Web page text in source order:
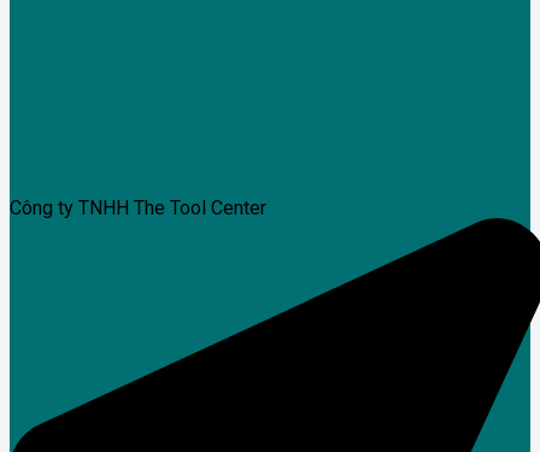
Công ty TNHH The Tool Center